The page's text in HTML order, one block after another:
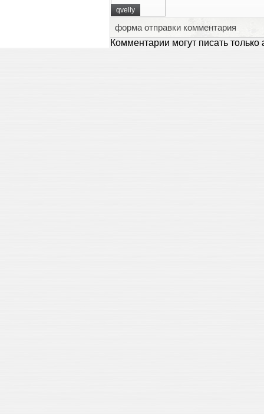
qvelly
форма отправки комментария
Комментарии могут писать